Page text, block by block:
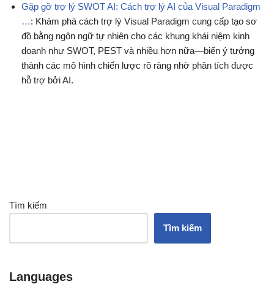
Gặp gỡ trợ lý SWOT AI: Cách trợ lý AI của Visual Paradigm
…: Khám phá cách trợ lý Visual Paradigm cung cấp tạo sơ
đồ bằng ngôn ngữ tự nhiên cho các khung khái niệm kinh
doanh như SWOT, PEST và nhiều hơn nữa—biến ý tưởng
thành các mô hình chiến lược rõ ràng nhờ phân tích được
hỗ trợ bởi AI.
Tìm kiếm
Tìm kiếm
Languages